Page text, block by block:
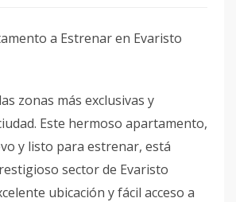
a Estrenar en Evaristo
zonas más exclusivas y
Este hermoso apartamento,
y listo para estrenar, está
sector de Evaristo
ubicación y fácil acceso a